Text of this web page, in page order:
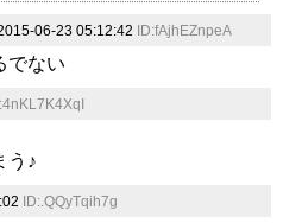
06-23 05:12:42 ID:fAjhEZnpeA
でない
う♪
ID:.QQyTqih7g